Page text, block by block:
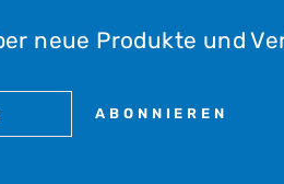
neue Produkte und
ZUR
ABONNIEREN